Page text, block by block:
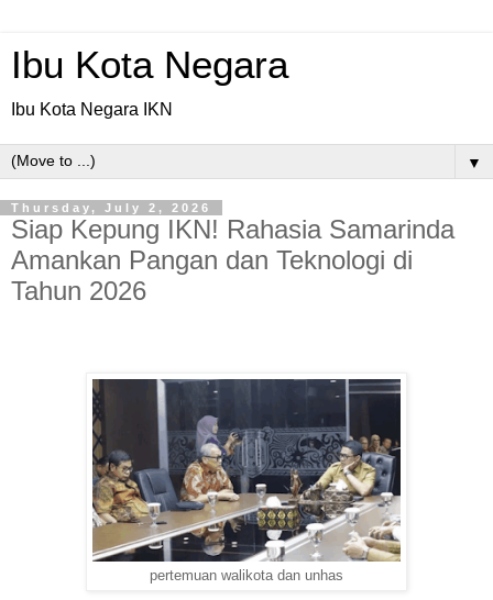
Ibu Kota Negara
Ibu Kota Negara IKN
▼
Thursday, July 2, 2026
Siap Kepung IKN! Rahasia Samarinda
Amankan Pangan dan Teknologi di
Tahun 2026
pertemuan walikota dan unhas